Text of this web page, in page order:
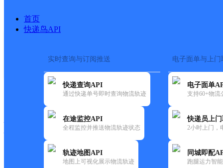
首页
快递鸟API
实时查询与订阅推送
快递查询API
通过快递单号即时查询物流轨迹
在途监控API
全程监控并推送物流轨迹状态
轨迹地图API
地图上可视化展示物流轨迹
电子面单与上门
电子面单
支持60+物流
快递员上
2小时上门，
同城即配
跑腿运力智
快运大全 快递时效